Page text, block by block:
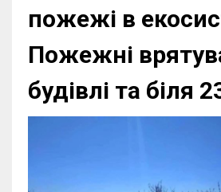
пожежі в
Пожежні
будівлі та біля